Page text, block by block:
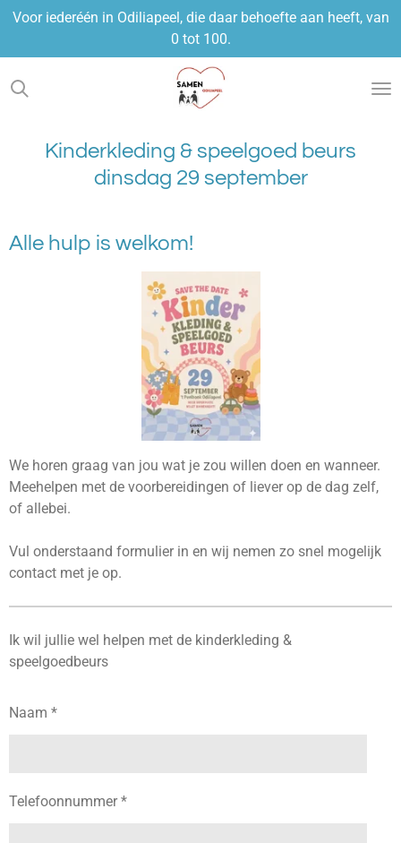
Ga
naar
de
Voor iederéén in Odiliapeel, die daar behoefte aan heeft, van
0 tot 100.
Kinderkleding & speelgoed beurs
dinsdag 29 september
Alle hulp is welkom!
We horen graag van jou wat je zou willen doen en wanneer.
Meehelpen met de voorbereidingen of liever op de dag zelf,
of allebei.
Vul onderstaand formulier in en wij nemen zo snel mogelijk
contact met je op.
Ik wil jullie wel helpen met de kinderkleding &
speelgoedbeurs
Naam *
Telefoonnummer *